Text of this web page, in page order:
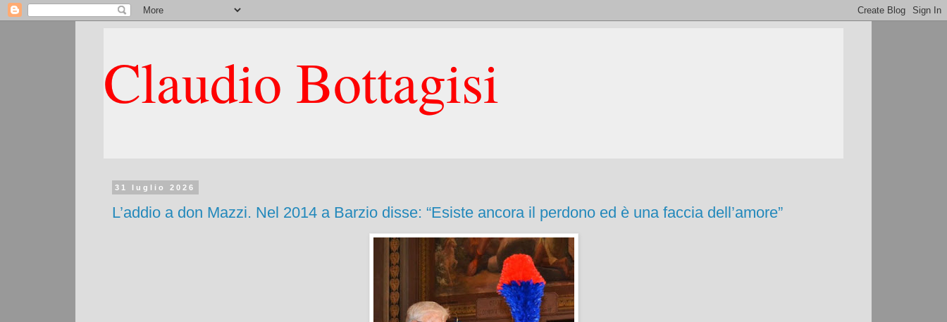
Claudio Bottagisi
31 luglio 2026
L’addio a don Mazzi. Nel 2014 a Barzio disse: “Esiste ancora il perdono ed è una faccia dell’amore”